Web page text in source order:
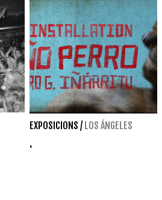
EXPOSICIONS / LOS ÁNGELES
.